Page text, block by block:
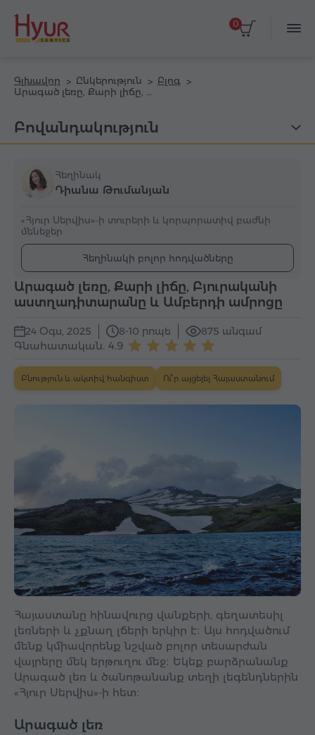
0
Գլխավոր Ընկերություն
Բլոգ
Արագած լեռը, Քարի լիճը, Բյուրականի
աստղադիտարանը և Ամբերդի ամրոցը
24 Օգս, 2025 8-10 րոպե 875 անգամ
Գնահատական. 4.9
Բնություն և ակտիվ հանգիստ Ու՞ր այցելել Հայաստանում
Հայաստանը հինավուրց վանքերի, գեղատեսիլ
լեռների և չքնաղ լճերի երկիր է։ Այս հոդվածում
մենք կմիավորենք նշված բոլոր տեսարժան
վայրերը մեկ երթուղու մեջ։ Եկեք բարձրանանք
Արագած լեռ և ծանոթանանք տեղի լեգենդներին
«Հյուր Սերվիս»-ի հետ։
Արագած լեռ
Բովանդակություն
Հեղինակ
Դիանա Թումանյան
«Հյուր Սերվիս»-ի տուրերի և կորպորատիվ բաժնի
մենեջեր
Հեղինակի բոլոր հոդվածները